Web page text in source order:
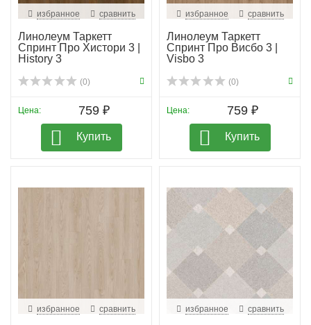
избранное сравнить
Линолеум Таркетт
Спринт Про Хистори 3 |
History 3
(0)
Цена: 759 ₽
Купить
избранное сравнить
Линолеум Таркетт
Спринт Про Висбо 3 |
Visbo 3
(0)
Цена: 759 ₽
Купить
избранное сравнить избранное сравнить